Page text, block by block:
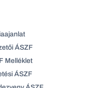
ÁSZF
Melléklet
ÁSZF